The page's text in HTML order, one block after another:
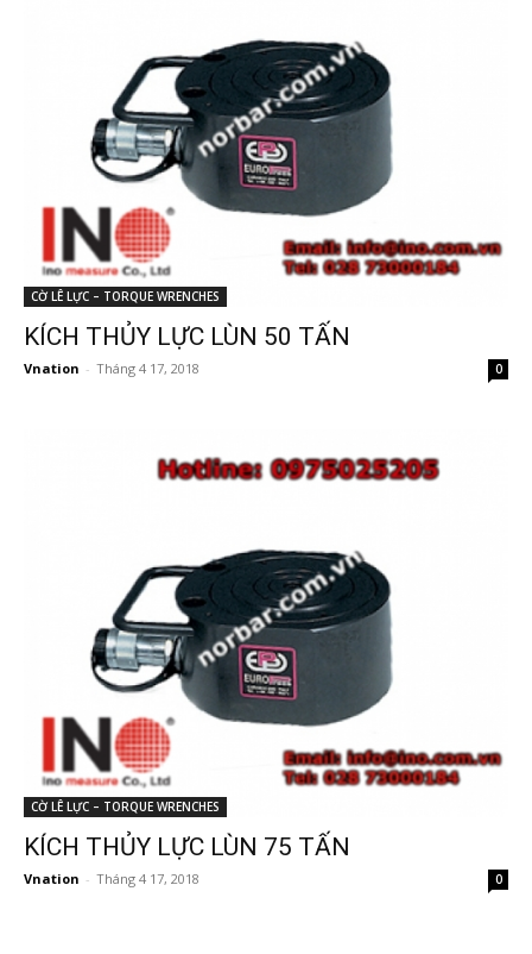
CỜ LÊ LỰC – TORQUE WRENCHES
KÍCH THỦY LỰC LÙN 50 TẤN
Vnation - Tháng 4 17, 2018 0
CỜ LÊ LỰC – TORQUE WRENCHES
KÍCH THỦY LỰC LÙN 75 TẤN
Vnation - Tháng 4 17, 2018 0